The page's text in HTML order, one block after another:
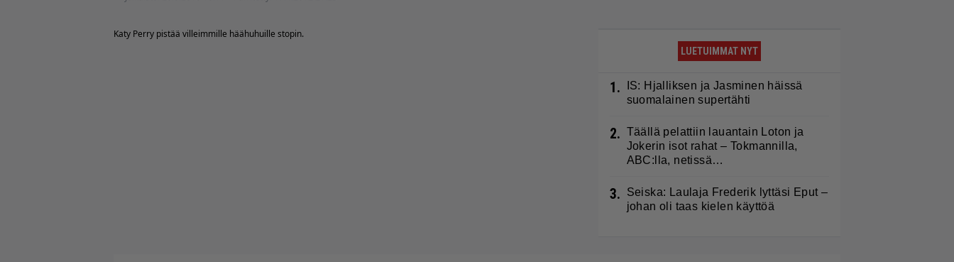
Katy Perry pistää villeimmille häähuhuille stopin.
LUETUIMMAT NYT
1.
IS: Hjalliksen ja Jasminen häissä
suomalainen supertähti
2. Täällä pelattiin lauantain Loton ja
Jokerin isot rahat – Tokmannilla,
ABC:lla, netissä…
3.
Seiska: Laulaja Frederik lyttäsi Eput –
johan oli taas kielen käyttöä